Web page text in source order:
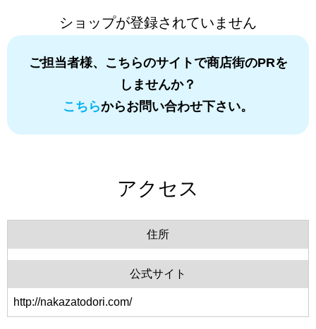
ショップが登録されていません
ご担当者様、こちらのサイトで商店街のPRを
しませんか？
こちらからお問い合わせ下さい。
アクセス
住所
公式サイト
http://nakazatodori.com/